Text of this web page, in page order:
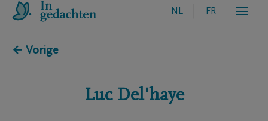
NL FR
← Vorige
Luc Del'haye